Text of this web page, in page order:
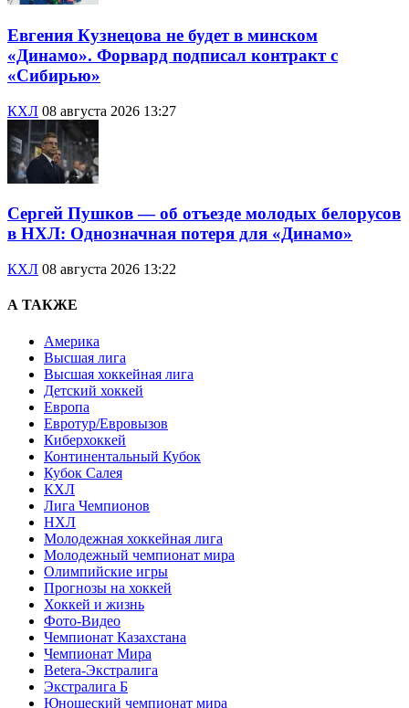
Евгения Кузнецова не будет в минском
«Динамо». Форвард подписал контракт с
«Сибирью»
КХЛ 08 августа 2026 13:27
Сергей Пушков — об отъезде молодых белорусов
в НХЛ: Однозначная потеря для «Динамо»
КХЛ 08 августа 2026 13:22
А ТАКЖЕ
Америка
Высшая лига
Высшая хоккейная лига
Детский хоккей
Европа
Евротур/Евровызов
Киберхоккей
Континентальный Кубок
Кубок Салея
КХЛ
Лига Чемпионов
НХЛ
Молодежная хоккейная лига
Молодежный чемпионат мира
Олимпийские игры
Прогнозы на хоккей
Хоккей и жизнь
Фото-Видео
Чемпионат Казахстана
Чемпионат Мира
Betera-Экстралига
Экстралига Б
Юношеский чемпионат мира